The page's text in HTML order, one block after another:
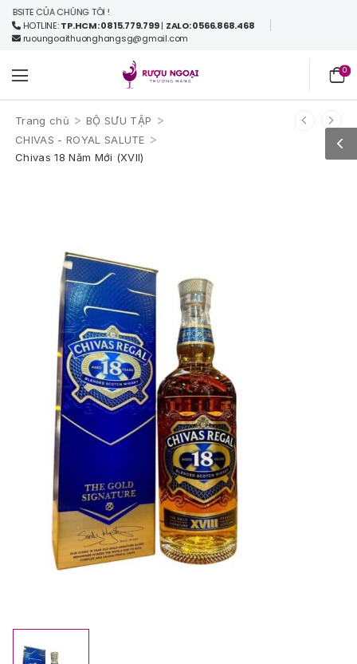
CỦA CHÚNG TÔI !
HOTLINE:TP.HCM: 0815.779.799| ZALO: 0566.868.468
ruoungoaithuonghangsg@gmail.com
0
Trang chủ > BỘ SƯU TẬP >
CHIVAS - ROYAL SALUTE >
Chivas 18 Năm Mới (XVII)